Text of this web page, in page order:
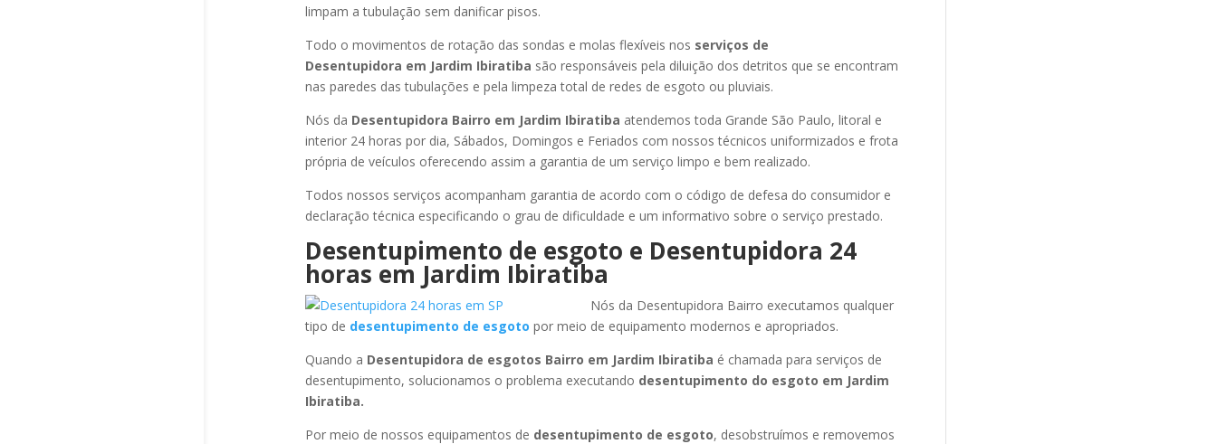
limpam a tubulação sem danificar pisos.
Todo o movimentos de rotação das sondas e molas flexíveis nos serviços de
Desentupidora em Jardim Ibiratiba são responsáveis pela diluição dos detritos que se encontram
nas paredes das tubulações e pela limpeza total de redes de esgoto ou pluviais.
Nós da Desentupidora Bairro em Jardim Ibiratiba atendemos toda Grande São Paulo, litoral e
interior 24 horas por dia, Sábados, Domingos e Feriados com nossos técnicos uniformizados e frota
própria de veículos oferecendo assim a garantia de um serviço limpo e bem realizado.
Todos nossos serviços acompanham garantia de acordo com o código de defesa do consumidor e
declaração técnica especificando o grau de dificuldade e um informativo sobre o serviço prestado.
Desentupimento de esgoto e Desentupidora 24
horas em Jardim Ibiratiba
Nós da Desentupidora Bairro executamos qualquer
tipo de desentupimento de esgoto por meio de equipamento modernos e apropriados.
Quando a Desentupidora de esgotos Bairro em Jardim Ibiratiba é chamada para serviços de
desentupimento, solucionamos o problema executando desentupimento do esgoto em Jardim
Ibiratiba.
Por meio de nossos equipamentos de desentupimento de esgoto, desobstruímos e removemos